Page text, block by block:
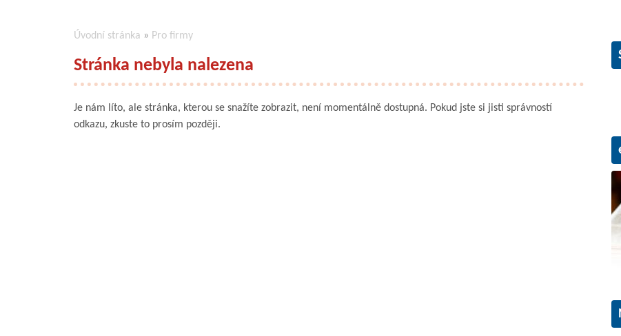
Úvodní stránka » Pro firmy
Stránka nebyla nalezena
Je nám líto, ale stránka, kterou se snažíte zobrazit, není momentálně dostupná. Pokud jste si jisti správností
odkazu, zkuste to prosím později.